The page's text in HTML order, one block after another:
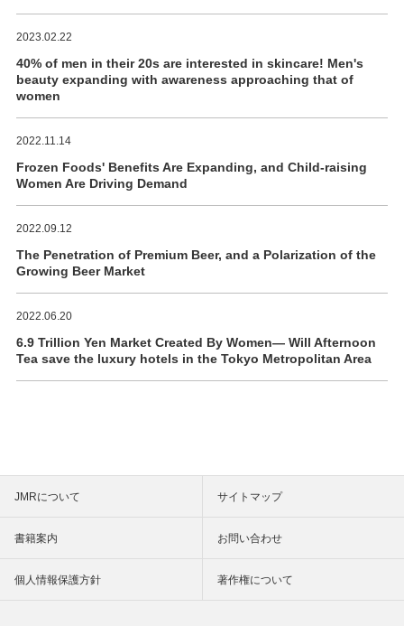
2023.02.22
40% of men in their 20s are interested in skincare! Men's
beauty expanding with awareness approaching that of
women
2022.11.14
Frozen Foods' Benefits Are Expanding, and Child-raising
Women Are Driving Demand
2022.09.12
The Penetration of Premium Beer, and a Polarization of the
Growing Beer Market
2022.06.20
6.9 Trillion Yen Market Created By Women― Will Afternoon
Tea save the luxury hotels in the Tokyo Metropolitan Area
JMRについて サイトマップ
書籍案内 お問い合わせ
個人情報保護方針 著作権について